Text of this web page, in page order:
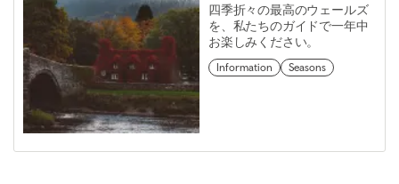
四季折々の最高のウェールズ
を、私たちのガイドで一年中
お楽しみください。
Information Seasons